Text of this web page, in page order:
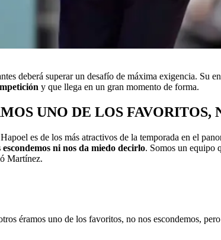
deberá superar un desafío de máxima exigencia. Su
y que llega en un gran momento de forma.
UNO DE LOS FAVORITOS,
es de los más atractivos de la temporada en el
ni nos da miedo decirlo. Somos un equipo
Martínez.
éramos uno de los favoritos, no nos escondemos,